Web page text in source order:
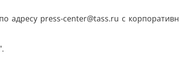
адресу press-center@tass.ru с